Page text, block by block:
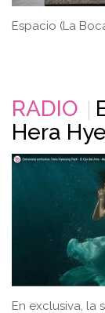
Espacio (La
RADIO
Hera
En exclusiva, la